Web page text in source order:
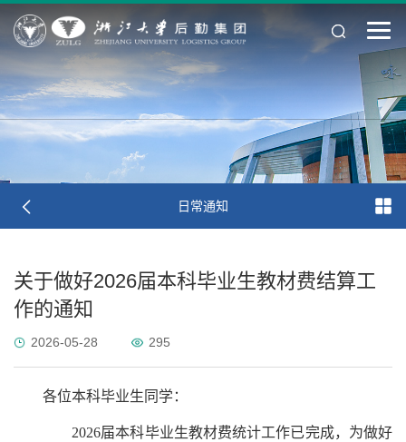
日常通知
关于做好2026届本科毕业生教材费结算工
作的通知
2026-05-28 295
各位本科毕业生同学：
2026届本科毕业生教材费统计工作已完成，为做好